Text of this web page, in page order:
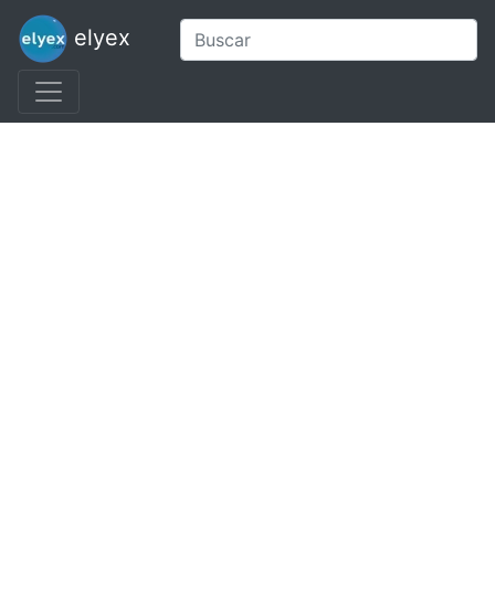
elyex